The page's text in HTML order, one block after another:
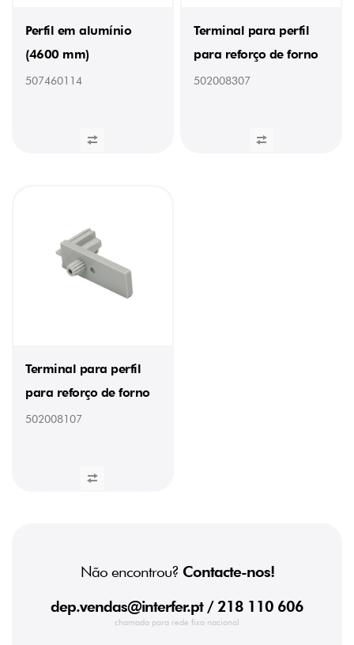
Perfil em alumínio
(4600 mm)
507460114
Terminal para perfil
para reforço de forno
502008307
Terminal para perfil
para reforço de forno
502008107
Não encontrou? Contacte-nos!
dep.vendas@interfer.pt/ 218 110 606
chamada para rede fixa nacional